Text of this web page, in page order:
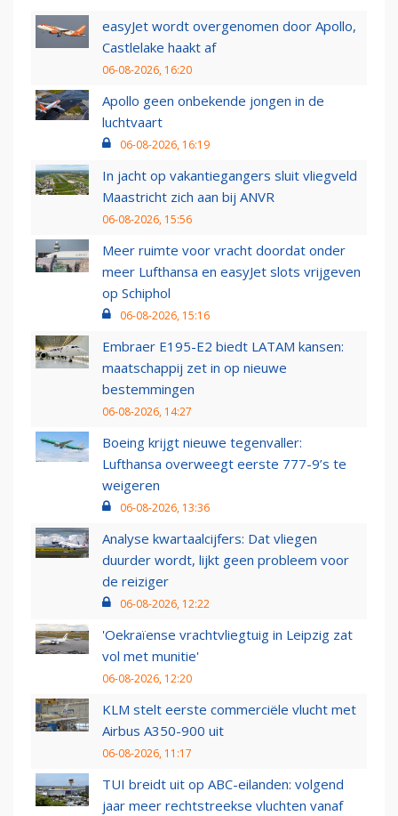
easyJet wordt overgenomen door Apollo,
Castlelake haakt af
06-08-2026, 16:20
Apollo geen onbekende jongen in de
luchtvaart
06-08-2026, 16:19
In jacht op vakantiegangers sluit vliegveld
Maastricht zich aan bij ANVR
06-08-2026, 15:56
Meer ruimte voor vracht doordat onder
meer Lufthansa en easyJet slots vrijgeven
op Schiphol
06-08-2026, 15:16
Embraer E195-E2 biedt LATAM kansen:
maatschappij zet in op nieuwe
bestemmingen
06-08-2026, 14:27
Boeing krijgt nieuwe tegenvaller:
Lufthansa overweegt eerste 777-9’s te
weigeren
06-08-2026, 13:36
Analyse kwartaalcijfers: Dat vliegen
duurder wordt, lijkt geen probleem voor
de reiziger
06-08-2026, 12:22
'Oekraïense vrachtvliegtuig in Leipzig zat
vol met munitie'
06-08-2026, 12:20
KLM stelt eerste commerciële vlucht met
Airbus A350-900 uit
06-08-2026, 11:17
TUI breidt uit op ABC-eilanden: volgend
jaar meer rechtstreekse vluchten vanaf